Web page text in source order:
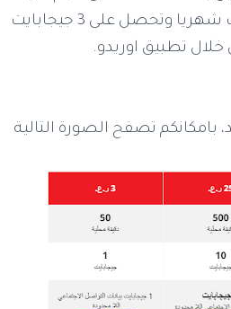
المتاح والمكالمات، وأقل ما يمكنك الاشتراك به هو بسعر 9 ريالات شهريا وتحصل على 3 جيجابايت
بامكانكم تصفح الصورة التالية